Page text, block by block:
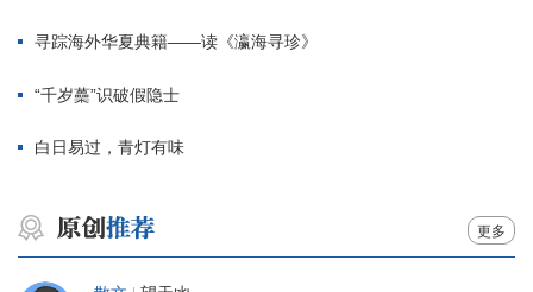
寻踪海外华夏典籍——读《瀛海寻珍》
“千岁蘽”识破假隐士
白日易过，青灯有味
更多